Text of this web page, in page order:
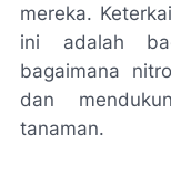
mereka.
ini adalah
bagaimana
dan
tanaman.